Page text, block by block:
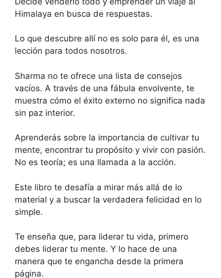
Himalaya en busca de respuestas.
Lo que descubre allí no es solo para él, es una
lección para todos nosotros.
Sharma no te ofrece una lista de consejos
vacíos. A través de una fábula envolvente, te
muestra cómo el éxito externo no significa nada
sin paz interior.
Aprenderás sobre la importancia de cultivar tu
mente, encontrar tu propósito y vivir con pasión.
No es teoría; es una llamada a la acción.
Este libro te desafía a mirar más allá de lo
material y a buscar la verdadera felicidad en lo
simple.
Te enseña que, para liderar tu vida, primero
debes liderar tu mente. Y lo hace de una
manera que te engancha desde la primera
página.